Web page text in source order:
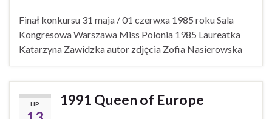
Finał konkursu 31 maja / 01 czerwxa 1985 roku Sala
Kongresowa Warszawa Miss Polonia 1985 Laureatka
Katarzyna Zawidzka autor zdjęcia Zofia Nasierowska
LIP 1991 Queen of Europe